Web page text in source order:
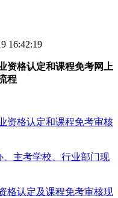
16:42:19
资格认定和课程免考网上
程
资格认定和课程免考审核
、主考学校、行业部门现
格认定及课程免考审核现